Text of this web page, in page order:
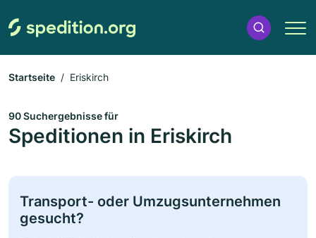
Startseite Eriskirch
90 Suchergebnisse für
Speditionen in Eriskirch
Transport- oder Umzugsunternehmen
gesucht?